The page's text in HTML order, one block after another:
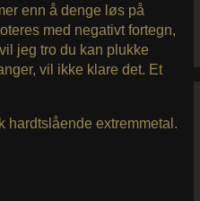
enn å denge løs på
med negativt fortegn,
jeg tro du kan plukke
vil ikke klare det. Et
hardtslående extremmetal.